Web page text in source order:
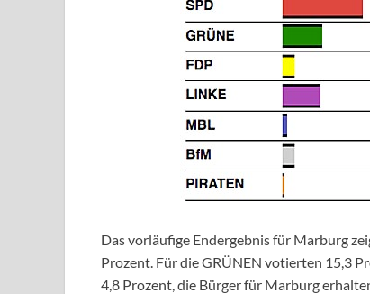
Das vorläufige Endergebnis für Marburg
Prozent. Für die GRÜNEN votierten 15,3
4,8 Prozent, die Bürger für Marburg